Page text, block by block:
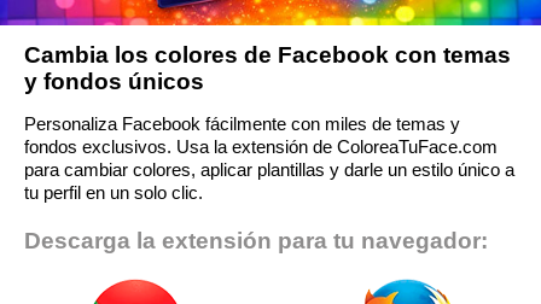
Cambia los colores de Facebook con temas
y fondos únicos
Personaliza Facebook fácilmente con miles de temas y
fondos exclusivos. Usa la extensión de ColoreaTuFace.com
para cambiar colores, aplicar plantillas y darle un estilo único a
tu perfil en un solo clic.
Descarga la extensión para tu navegador: